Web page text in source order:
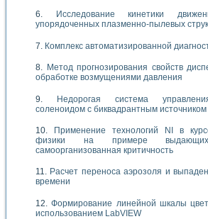
Исследование кинетики
упорядоченных плазменно-пылевых
Комплекс автоматизированной
Метод прогнозирования свойств
обработке возмущениями давления
Недорогая система
соленоидом с биквадрантным источником
Применение технологий NI в
физики на примере
самоорганизованная критичность
Расчет переноса аэрозоля и
времени
Формирование линейной шкалы
использованием LabVIEW